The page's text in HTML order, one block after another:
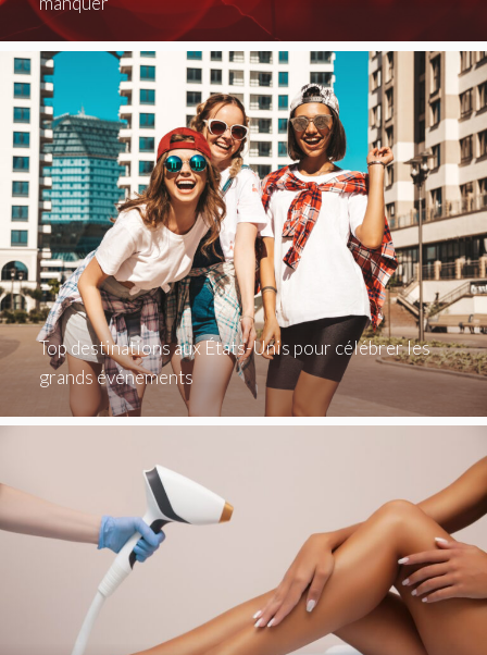
Top destinations aux États-Unis pour célébrer les
grands événements